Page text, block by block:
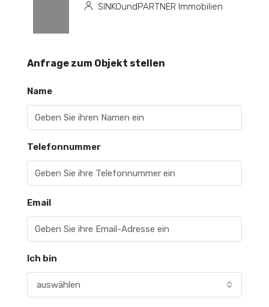
SINKOundPARTNER Immobilien
Anfrage zum Objekt stellen
Name
Telefonnummer
Email
Ich bin
auswählen